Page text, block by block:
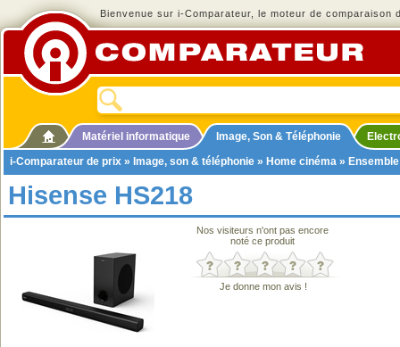
Bienvenue sur i-Comparateur, le moteur de comparaison
Matériel informatique Image, Son & Téléphonie
i-Comparateur de prix » Image, son & téléphonie » Home cinéma »
Hisense HS218
Nos visiteurs n'ont pas encore
noté ce produit
Je donne mon avis !